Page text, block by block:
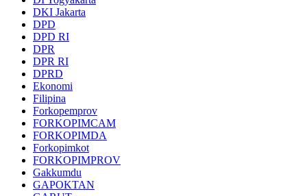
DKI Jakarta
DPD
DPD RI
DPR
DPR RI
DPRD
Ekonomi
Filipina
Forkopemprov
FORKOPIMCAM
FORKOPIMDA
Forkopimkot
FORKOPIMPROV
Gakkumdu
GAPOKTAN